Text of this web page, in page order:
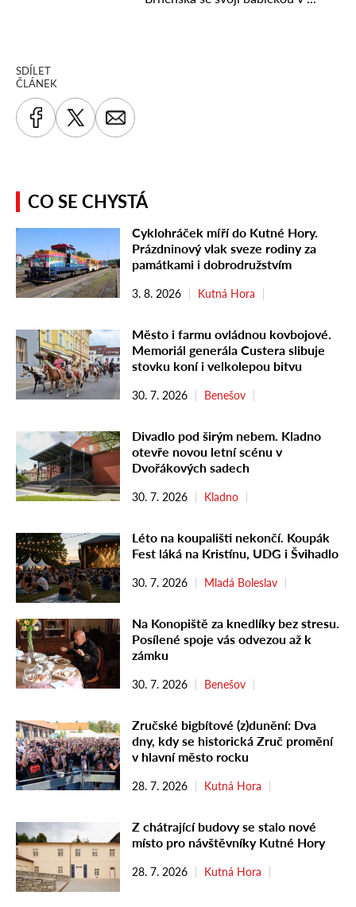
SDÍLET
ČLÁNEK
CO SE CHYSTÁ
Cyklohráček míří do Kutné Hory.
Prázdninový vlak sveze rodiny za
památkami i dobrodružstvím
3. 8. 2026 Kutná Hora
Město i farmu ovládnou kovbojové.
Memoriál generála Custera slibuje
stovku koní i velkolepou bitvu
30. 7. 2026 Benešov
Divadlo pod širým nebem. Kladno
otevře novou letní scénu v
Dvořákových sadech
30. 7. 2026 Kladno
Léto na koupališti nekončí. Koupák
Fest láká na Kristínu, UDG i Švihadlo
30. 7. 2026 Mladá Boleslav
Na Konopiště za knedlíky bez stresu.
Posílené spoje vás odvezou až k
zámku
30. 7. 2026 Benešov
Zručské bigbítové (z)dunění: Dva
dny, kdy se historická Zruč promění
v hlavní město rocku
28. 7. 2026 Kutná Hora
Z chátrající budovy se stalo nové
místo pro návštěvníky Kutné Hory
28. 7. 2026 Kutná Hora